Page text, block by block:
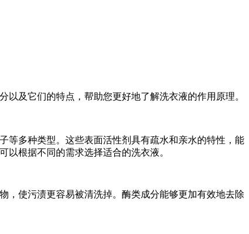
及它们的特点，帮助您更好地了解洗衣液的作用原理。
多种类型。这些表面活性剂具有疏水和亲水的特性，能
根据不同的需求选择适合的洗衣液。
使污渍更容易被清洗掉。酶类成分能够更加有效地去除